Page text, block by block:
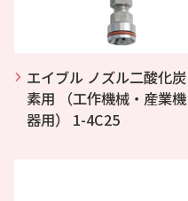
エイブル ノズル二酸化炭
素用 （工作機械・産業機
器用） 1-4C25